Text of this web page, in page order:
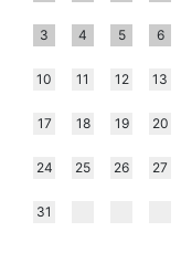
3 4 5 6
10 11 12 13
17 18 19 20
24 25 26 27
31